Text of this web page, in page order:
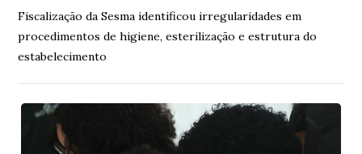
Fiscalização da Sesma identificou irregularidades em
procedimentos de higiene, esterilização e estrutura do
estabelecimento